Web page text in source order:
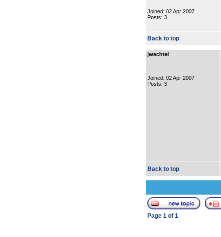
Joined: 02 Apr 2007
Posts: 3
Back to top
jwachtel
Joined: 02 Apr 2007
Posts: 3
Back to top
Page 1 of 1